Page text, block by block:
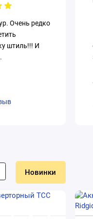
Очень редко
штиль!!! И
Новинки